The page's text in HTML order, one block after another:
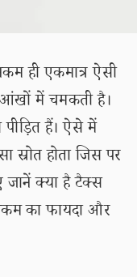
ही एकमात्र ऐसी
में चमकती है।
हैं। ऐसे में
होता जिस पर
जानें क्या है टैक्स
का फायदा और